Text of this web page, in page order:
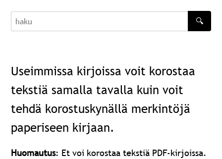
haku
🔍
Useimmissa kirjoissa voit korostaa
tekstiä samalla tavalla kuin voit
tehdä korostuskynällä merkintöjä
paperiseen kirjaan.
Huomautus: Et voi korostaa tekstiä PDF-kirjoissa.